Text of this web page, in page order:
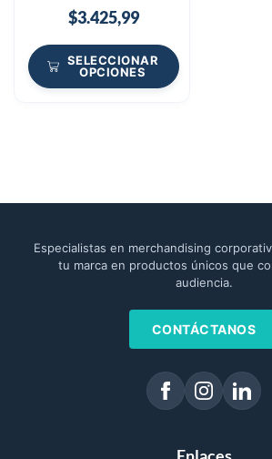
$3.425,99
SELECCIONAR
OPCIONES
Especialistas en merchandising
tu marca en productos únicos que
audiencia.
CONTÁCTANOS